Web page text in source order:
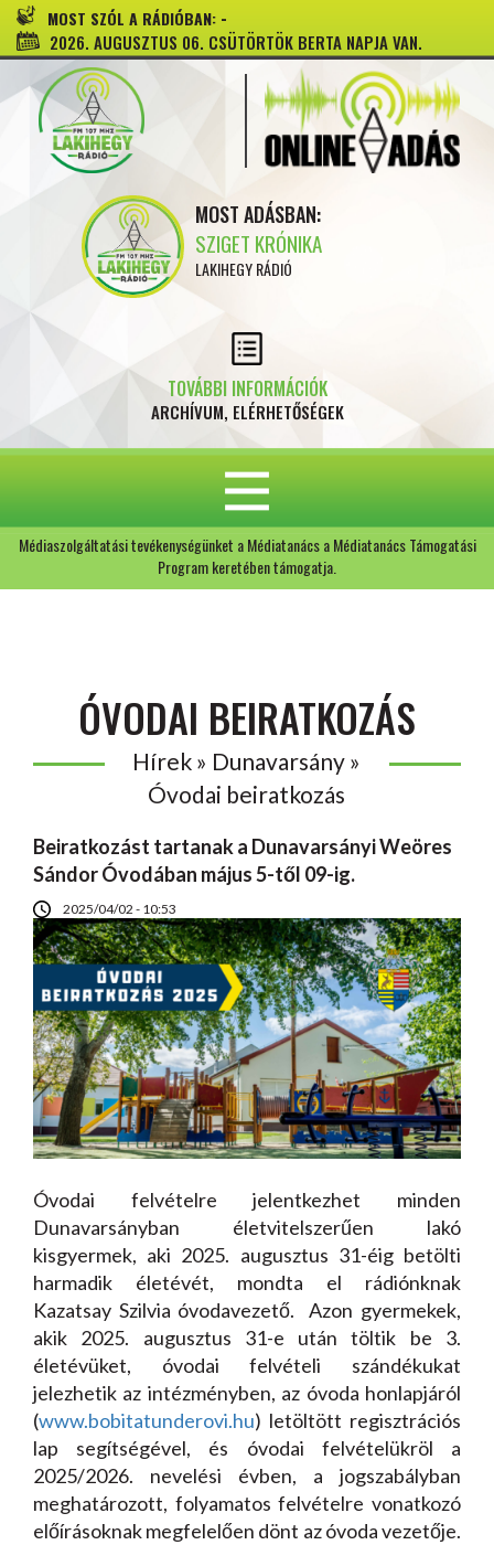
MOST SZÓL A RÁDIÓBAN: -
2026. AUGUSZTUS 06. CSÜTÖRTÖK BERTA NAPJA VAN.
MOST ADÁSBAN:
SZIGET KRÓNIKA
LAKIHEGY RÁDIÓ
TOVÁBBI INFORMÁCIÓK
ARCHÍVUM, ELÉRHETŐSÉGEK
Médiaszolgáltatási tevékenységünket a Médiatanács a Médiatanács Támogatási
Program keretében támogatja.
ÓVODAI BEIRATKOZÁS
Hírek » Dunavarsány »
Óvodai beiratkozás
Beiratkozást tartanak a Dunavarsányi Weöres
Sándor Óvodában május 5-től 09-ig.
2025/04/02 - 10:53
Óvodai felvételre jelentkezhet minden
Dunavarsányban életvitelszerűen lakó
kisgyermek, aki 2025. augusztus 31-éig betölti
harmadik életévét, mondta el rádiónknak
Kazatsay Szilvia óvodavezető. Azon gyermekek,
akik 2025. augusztus 31-e után töltik be 3.
életévüket, óvodai felvételi szándékukat
jelezhetik az intézményben, az óvoda honlapjáról
(www.bobitatunderovi.hu) letöltött regisztrációs
lap segítségével, és óvodai felvételükröl a
2025/2026. nevelési évben, a jogszabályban
meghatározott, folyamatos felvételre vonatkozó
előírásoknak megfelelően dönt az óvoda vezetője.